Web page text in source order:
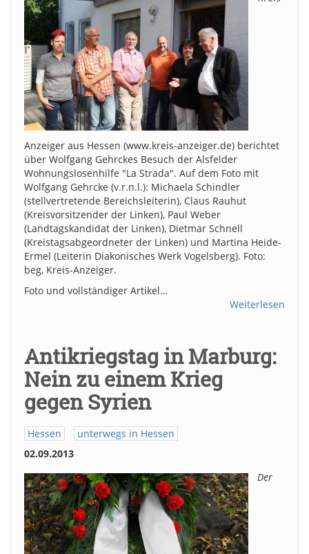
Anzeiger aus Hessen (www.kreis-anzeiger.de) berichtet
über Wolfgang Gehrckes Besuch der Alsfelder
Wohnungslosenhilfe "La Strada". Auf dem Foto mit
Wolfgang Gehrcke (v.r.n.l.): Michaela Schindler
(stellvertretende Bereichsleiterin), Claus Rauhut
(Kreisvorsitzender der Linken), Paul Weber
(Landtagskandidat der Linken), Dietmar Schnell
(Kreistagsabgeordneter der Linken) und Martina Heide-
Ermel (Leiterin Diakonisches Werk Vogelsberg). Foto:
beg, Kreis-Anzeiger.
Foto und vollständiger Artikel…
Weiterlesen
Antikriegstag in Marburg:
Nein zu einem Krieg
gegen Syrien
Hessen
unterwegs in Hessen
02.09.2013
Der